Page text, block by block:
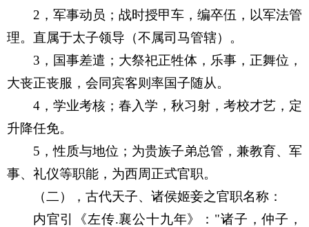
2 ，军事动员；战时授甲车，编卒伍，以军法管
理。直属于太子领导（不属司马管辖）。
3 ，国事差遣；大祭祀正牲体，乐事，正舞位，
大丧正丧服，会同宾客则率国子随从。
4，学业考核；春入学，秋习射，考校才艺，定
升降任免。
5 ，性质与地位；为贵族子弟总管，兼教育、军
事、礼仪等职能，为西周正式官职。
（二），古代天子、诸侯姬妾之官职名称：
内官引《左传.襄公十九年》： "诸子，仲子，